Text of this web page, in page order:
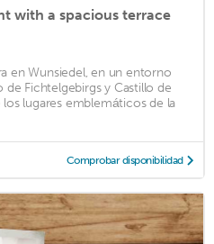
with a spacious terrace
en Wunsiedel, en un entorno
de Fichtelgebirgs y Castillo de
lugares emblemáticos de la
Comprobar disponibilidad